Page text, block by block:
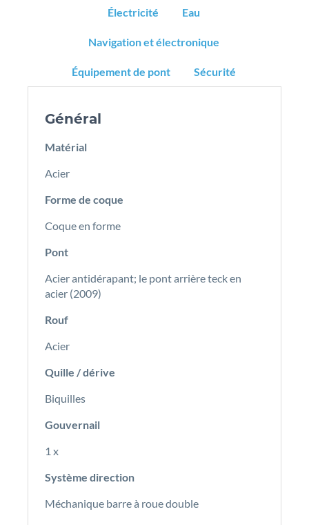
Électricité Eau
Navigation et électronique
Équipement de pont Sécurité
Général
Matérial
Acier
Forme de coque
Coque en forme
Pont
Acier antidérapant; le pont arrière teck en
acier (2009)
Rouf
Acier
Quille / dérive
Biquilles
Gouvernail
1 x
Système direction
Méchanique barre à roue double